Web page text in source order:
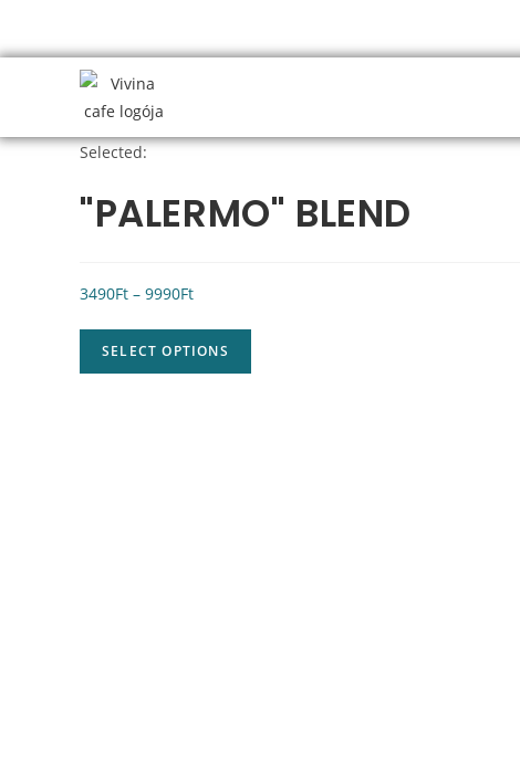
Selected:
"PALERMO" BLEND
3490Ft – 9990Ft
SELECT OPTIONS